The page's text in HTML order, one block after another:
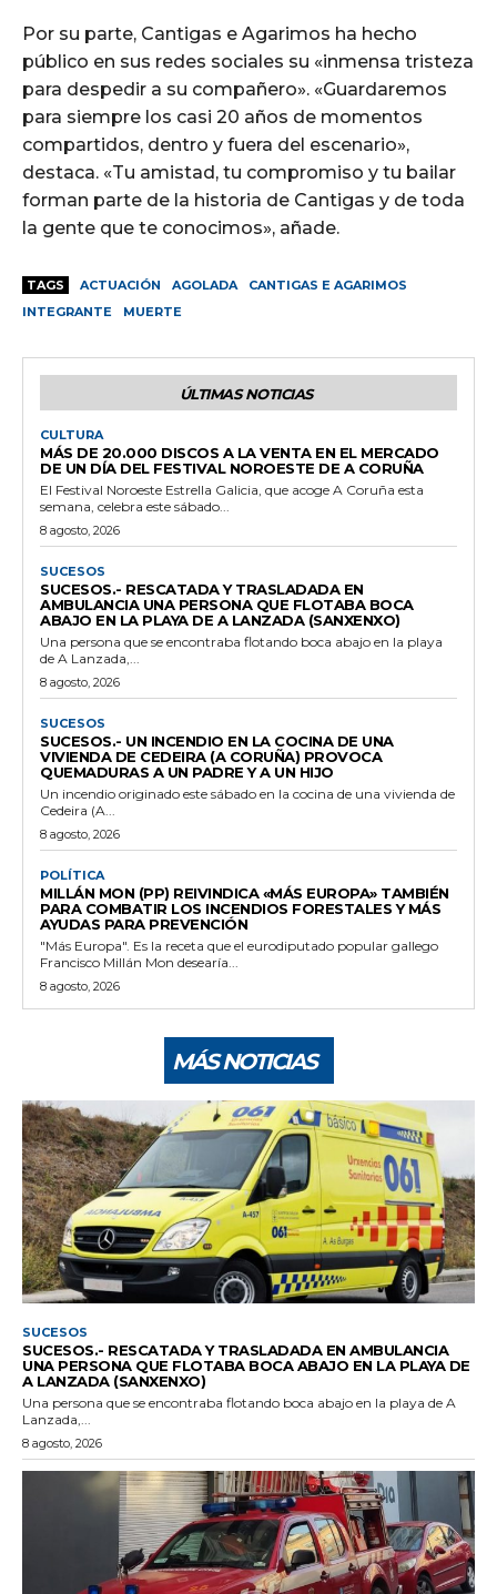
Por su parte, Cantigas e Agarimos ha hecho
público en sus redes sociales su «inmensa tristeza
para despedir a su compañero». «Guardaremos
para siempre los casi 20 años de momentos
compartidos, dentro y fuera del escenario»,
destaca. «Tu amistad, tu compromiso y tu bailar
forman parte de la historia de Cantigas y de toda
la gente que te conocimos», añade.
TAGS ACTUACIÓN AGOLADA
CANTIGAS E AGARIMOS
INTEGRANTE
MUERTE
ÚLTIMAS NOTICIAS
CULTURA
MÁS DE 20.000 DISCOS A LA VENTA EN EL MERCADO
DE UN DÍA DEL FESTIVAL NOROESTE DE A CORUÑA
El Festival Noroeste Estrella Galicia, que acoge A Coruña esta
semana, celebra este sábado...
8 agosto, 2026
SUCESOS
SUCESOS.- RESCATADA Y TRASLADADA EN
AMBULANCIA UNA PERSONA QUE FLOTABA BOCA
ABAJO EN LA PLAYA DE A LANZADA (SANXENXO)
Una persona que se encontraba flotando boca abajo en la playa
de A Lanzada,...
8 agosto, 2026
SUCESOS
SUCESOS.- UN INCENDIO EN LA COCINA DE UNA
VIVIENDA DE CEDEIRA (A CORUÑA) PROVOCA
QUEMADURAS A UN PADRE Y A UN HIJO
Un incendio originado este sábado en la cocina de una vivienda de
Cedeira (A...
8 agosto, 2026
POLÍTICA
MILLÁN MON (PP) REIVINDICA «MÁS EUROPA» TAMBIÉN
PARA COMBATIR LOS INCENDIOS FORESTALES Y MÁS
AYUDAS PARA PREVENCIÓN
"Más Europa". Es la receta que el eurodiputado popular gallego
Francisco Millán Mon desearía...
8 agosto, 2026
MÁS NOTICIAS
SUCESOS
SUCESOS.- RESCATADA Y TRASLADADA EN AMBULANCIA
UNA PERSONA QUE FLOTABA BOCA ABAJO EN LA PLAYA DE
A LANZADA (SANXENXO)
Una persona que se encontraba flotando boca abajo en la playa de A
Lanzada,...
8 agosto, 2026